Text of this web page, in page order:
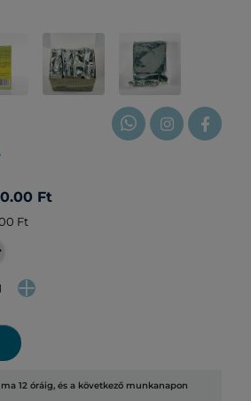
Ft
Ft
12 óráig, és a következő munkanapon